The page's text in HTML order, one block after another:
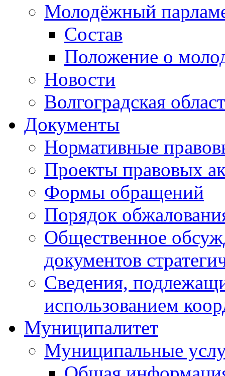
Молодёжный
Состав
Положение о
Новости
Волгоградская
Документы
Нормативные
Проекты правовых
Формы обращений
Порядок
Общественное
документов
Сведения,
использованием
Муниципалитет
Муниципальные